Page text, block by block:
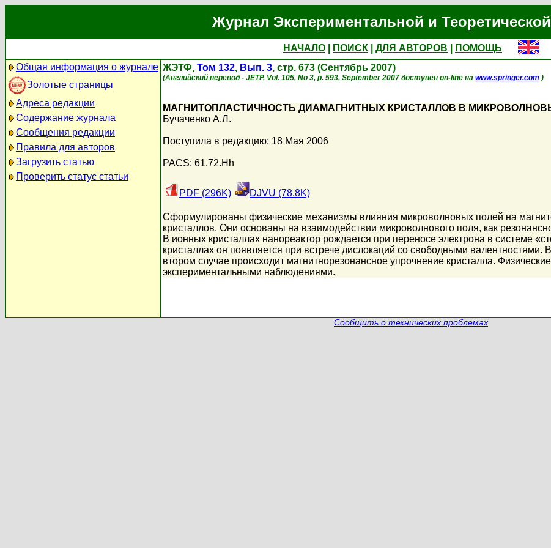
Журнал Экспериментальной и
НАЧАЛО ПОИСК ДЛЯ АВТОРОВ
ПОМОЩЬ
Общая информация о журнале
Золотые страницы
Адреса редакции
Содержание журнала
Сообщения редакции
Правила для авторов
Загрузить статью
Проверить статус статьи
ЖЭТФ, Том 132, Вып. 3, стр. 673 (Сентябрь 2007)
(Английский перевод - JETP, Vol. 105, No 3, p. 593, September 2007 доступен on-line на www.springer.com )
МАГНИТОПЛАСТИЧНОСТЬ ДИАМАГНИТНЫХ КРИСТАЛЛОВ В
Бучаченко А.Л.
Поступила в редакцию: 18 Мая 2006
PACS: 61.72.Hh
PDF (296K) DJVU (78.8K)
Сформулированы физические механизмы влияния микроволновых полей на
кристаллов. Они основаны на взаимодействии микроволнового поля, как
В ионных кристаллах нанореактор рождается при переносе электрона в системе
кристаллах он появляется при встрече дислокаций со свободными валентностями.
втором случае происходит магнитнорезонансное упрочнение кристалла.
экспериментальными наблюдениями.
Сообщить о технических проблемах